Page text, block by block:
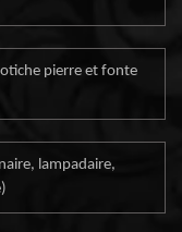
pierre et fonte
lampadaire,